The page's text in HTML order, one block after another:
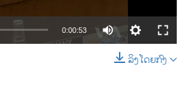
0:00:53
ລິງໂດຍກົງ